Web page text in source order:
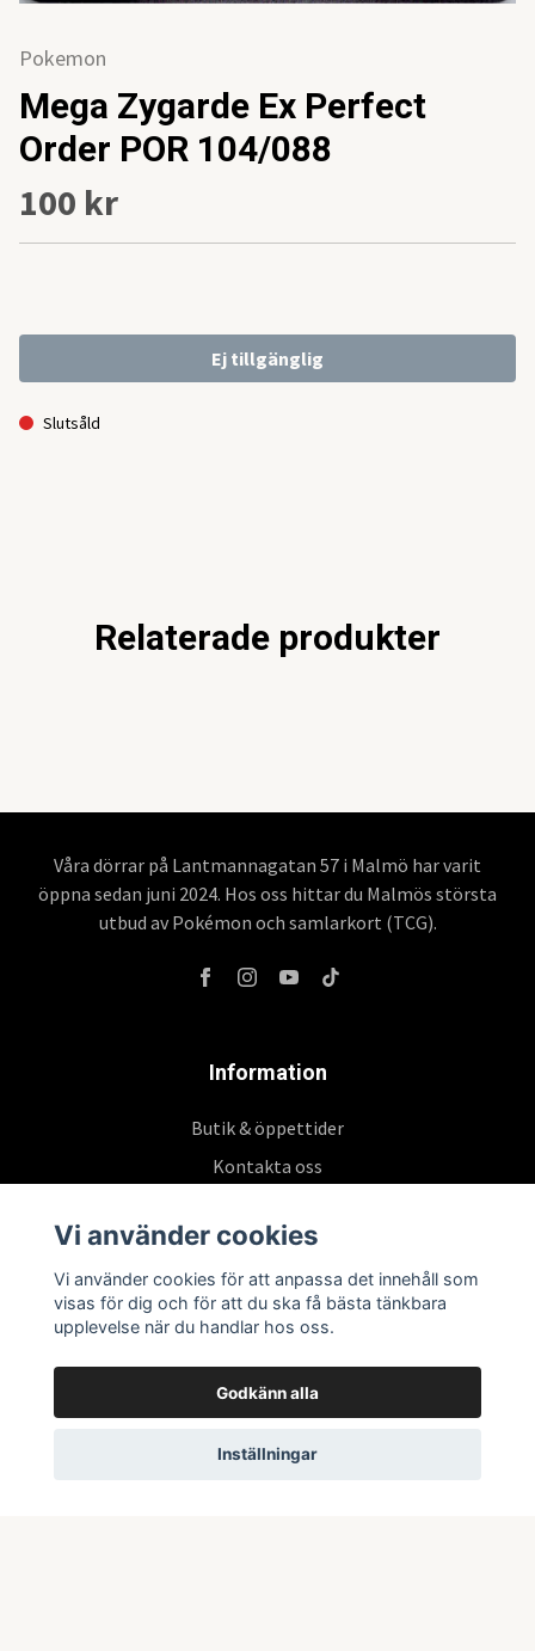
Pokemon
Mega Zygarde Ex Perfect
Order POR 104/088
100 kr
Ej tillgänglig
Slutsåld
Relaterade produkter
Våra dörrar på Lantmannagatan 57 i Malmö har varit
öppna sedan juni 2024. Hos oss hittar du Malmös största
utbud av Pokémon och samlarkort (TCG).
Information
Butik & öppettider
Kontakta oss
Prenumerera på vårt nyhetsbrev
Prenumerera
Vi använder cookies
Vi använder cookies för att anpassa det innehåll som
visas för dig och för att du ska få bästa tänkbara
upplevelse när du handlar hos oss.
Godkänn alla
Inställningar